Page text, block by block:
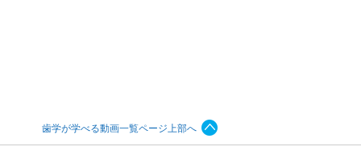
歯学が学べる動画一覧ページ上部へ